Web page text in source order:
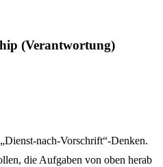
(Verantwortung)
nach-Vorschrift“-Denken.
die Aufgaben von oben herab